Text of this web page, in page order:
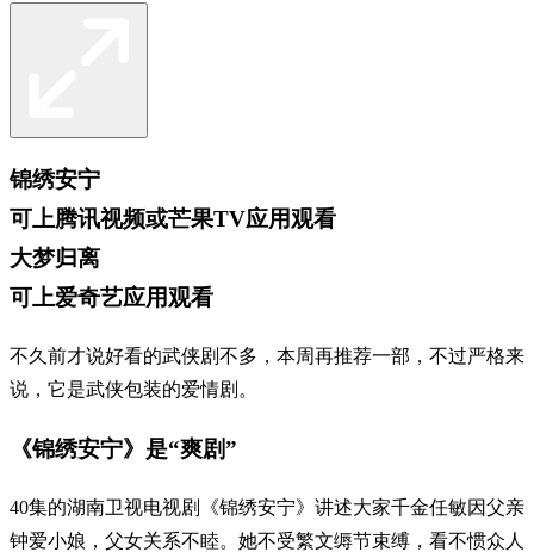
锦绣安宁
可上腾讯视频或芒果TV应用观看
大梦归离
可上爱奇艺应用观看
不久前才说好看的武侠剧不多，本周再推荐一部，不过严格来
说，它是武侠包装的爱情剧。
《锦绣安宁》是“爽剧”
40集的湖南卫视电视剧《锦绣安宁》讲述大家千金任敏因父亲
钟爱小娘，父女关系不睦。她不受繁文缛节束缚，看不惯众人